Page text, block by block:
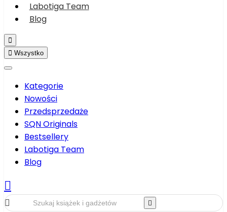
Labotiga Team
Blog

 Wszystko
Kategorie
Nowości
Przedsprzedaże
SQN Originals
Bestsellery
Labotiga Team
Blog


